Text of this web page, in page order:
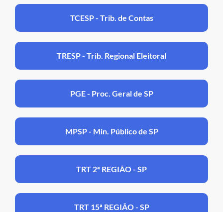
TCESP - Trib. de Contas
TRESP - Trib. Regional Eleitoral
PGE - Proc. Geral de SP
MPSP - Min. Público de SP
TRT 2ª REGIÃO - SP
TRT 15ª REGIÃO - SP